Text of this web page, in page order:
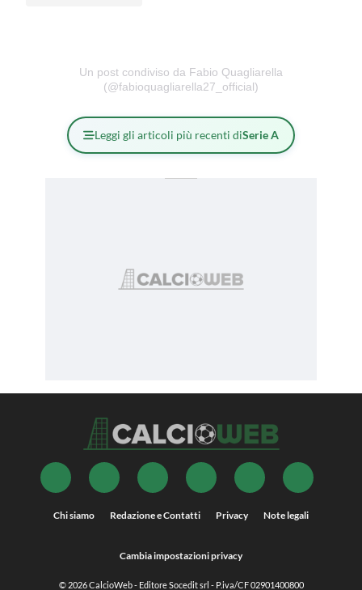
Un post condiviso da Fabio Quagliarella
(@fabioquagliarella27_official)
Leggi gli articoli più recenti diSerie A
Chi siamo Redazione e Contatti Privacy Note legali
Cambia impostazioni privacy
© 2026CalcioWeb- Editore Socedit srl - P.iva/CF 02901400800